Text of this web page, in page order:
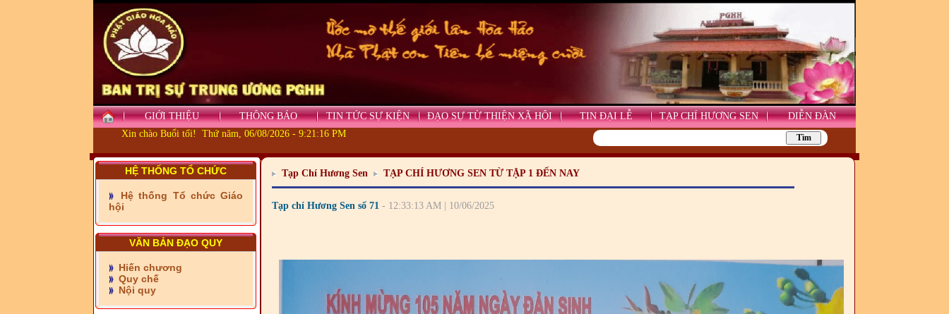
GIỚI THIỆU THÔNG BÁO TIN TỨC SỰ KIỆN ĐẠO SỰ TỪ THIỆN XÃ HỘI TIN ĐẠI LỄ TẠP CHÍ HƯƠNG SEN
DIỄN ĐÀN
Xin chào Buổi tối! Thứ năm, 06/08/2026 - 9:21:18 PM
HỆ THỐNG TỔ CHỨC
Hệ thống Tổ chức Giáo
hội
VĂN BẢN ĐẠO QUY
Hiến chương
Quy chế
Nội quy
- Những tấm lòng thiện
nguyện vùng biên
- BAN TRỊ SỰ XÃ ĐẠI
TIẾP SỨC ĐẾN TRƯỜNG
- Xã Châu Phú khánh
thành cầu Kênh 7 - Nam
- Xã Phú Lâm bàn giao 9
căn nhà Đại đoàn kết
- KHỞI CÔNG XÂY CẦU
RẠCH SÚC XÃ MỸ THUẬN
TỈNH VĨNH LONG
Tạp Chí Hương Sen TẠP CHÍ HƯƠNG SEN TỪ TẬP 1 ĐẾN NAY
Tạp chí Hương Sen số 71 - 12:33:13 AM | 10/06/2025